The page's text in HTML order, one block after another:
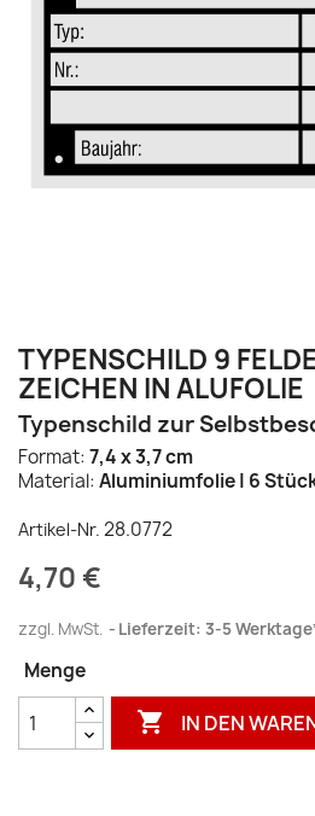
TYPENSCHILD 9
ZEICHEN IN ALUFOLIE
Typenschild zur
Format: 7,4 x 3,7 cm
Material: Aluminiumfolie | 6
Artikel-Nr. 28.0772
4,70 €
zzgl. MwSt. Lieferzeit: 3-5
Menge
 IN DEN